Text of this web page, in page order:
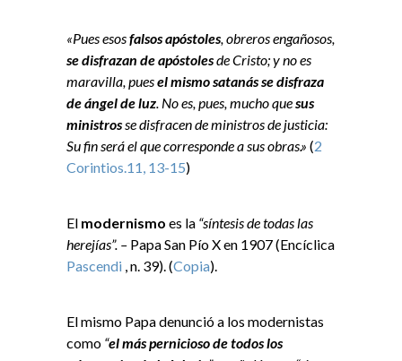
«Pues esosfalsos apóstoles, obreros engañosos,
se disfrazan de apóstolesde Cristo; y no es
maravilla, puesel mismo satanás se disfraza
de ángel de luz. No es, pues, mucho quesus
ministrosse disfracen de ministros de justicia:
Su fin será el que corresponde a sus obras.» (2
Corintios.11, 13-15)
El modernismo es la “síntesis de todas las
herejías”. – Papa San Pío X en 1907 (Encíclica
Pascendi , n. 39). (Copia).
El mismo Papa denunció a los modernistas
como “el más pernicioso de todos los